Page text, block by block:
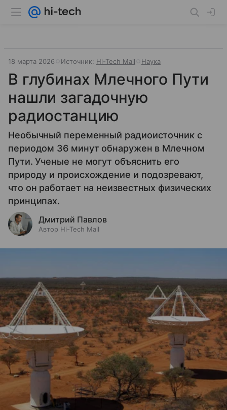
18 марта 2026 Источник: Hi-Tech Mail Наука
В глубинах Млечного Пути
нашли загадочную
радиостанцию
Необычный переменный радиоисточник с
периодом 36 минут обнаружен в Млечном
Пути. Ученые не могут объяснить его
природу и происхождение и подозревают,
что он работает на неизвестных физических
принципах.
Дмитрий Павлов
Автор Hi-Tech Mail